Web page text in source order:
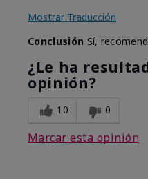
Mostrar Traducción
Conclusión Sí,
¿Le ha
opinión?
10 0
Marcar esta opinión